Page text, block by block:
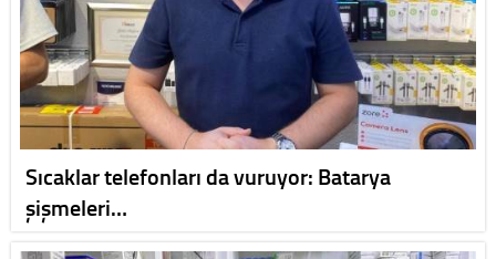
Sıcaklar telefonları da vuruyor: Batarya
şişmeleri…